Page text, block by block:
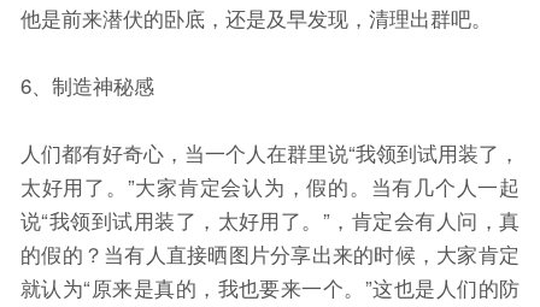
他是前来潜伏的卧底，还是及早发现，清理出群吧。
6、制造神秘感
人们都有好奇心，当一个人在群里说“我领到试用装了，
太好用了。”大家肯定会认为，假的。当有几个人一起
说“我领到试用装了，太好用了。”，肯定会有人问，真
的假的？当有人直接晒图片分享出来的时候，大家肯定
就认为“原来是真的，我也要来一个。”这也是人们的防